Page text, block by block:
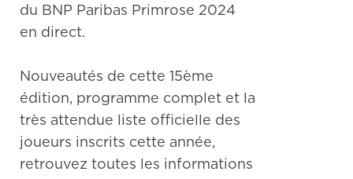
du BNP Paribas Primrose 2024
en direct.
Nouveautés de cette 15ème
édition, programme complet et la
très attendue liste officielle des
joueurs inscrits cette année,
retrouvez toutes les informations